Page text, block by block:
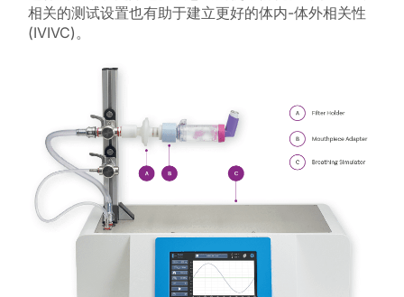
相关的测试设置也有助于建立更好的体内-体外相关性
(IVIVC)。